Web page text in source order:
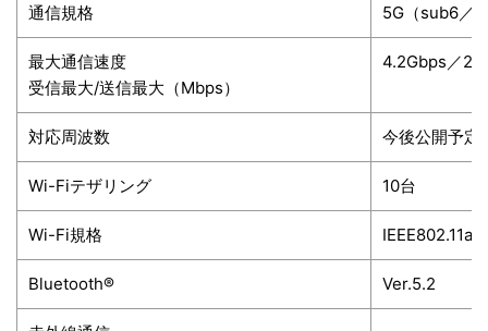
通信規格 5G（sub6／
最大通信速度
受信最大/送信最大（Mbps）
4.2Gbps／
対応周波数 今後公開予定
Wi-Fiテザリング 10台
Wi-Fi規格
Bluetooth® Ver.5.2